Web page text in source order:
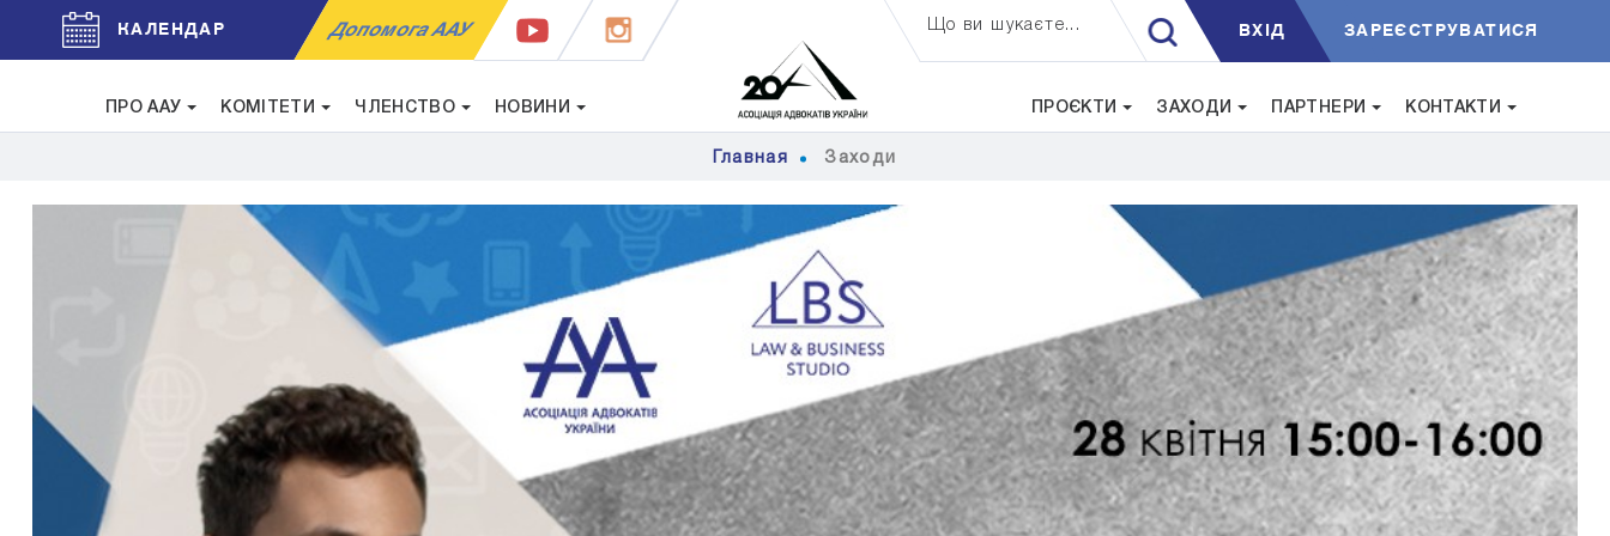
КАЛЕНДАР Допомога ААУ Що ви шукаєте... ВXIД ЗАРЕЄСТРУВАТИСЯ
ПРО ААУ КОМІТЕТИ ЧЛЕНСТВО НОВИНИ ПРОЄКТИ ЗАХОДИ ПАРТНЕРИ КОНТАКТИ
Главная Заходи